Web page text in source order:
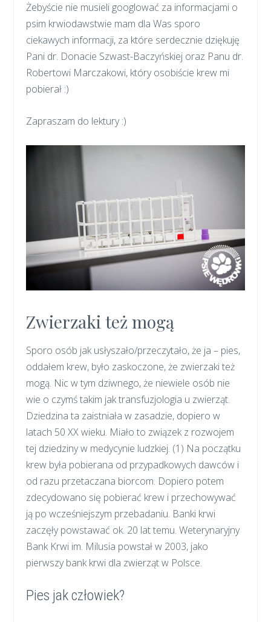
Żebyście nie musieli googlować za informacjami o
psim krwiodawstwie mam dla Was sporo
ciekawych informacji, za które serdecznie dziękuję
Pani dr. Donacie Szwast-Baczyńskiej oraz Panu dr.
Robertowi Marczakowi, który osobiście krew mi
pobierał :)
Zapraszam do lektury :)
Zwierzaki też mogą
Sporo osób jak usłyszało/przeczytało, że ja – pies,
oddałem krew, było zaskoczone, że zwierzaki też
mogą. Nic w tym dziwnego, że niewiele osób nie
wie o czymś takim jak transfuzjologia u zwierząt.
Dziedzina ta zaistniała w zasadzie, dopiero w
latach 50 XX wieku. Miało to związek z rozwojem
tej dziedziny w medycynie ludzkiej. (1) Na początku
krew była pobierana od przypadkowych dawców i
od razu przetaczana biorcom. Dopiero potem
zdecydowano się pobierać krew i przechowywać
ją po wcześniejszym przebadaniu. Banki krwi
zaczęły powstawać ok. 20 lat temu. Weterynaryjny
Bank Krwi im. Milusia powstał w 2003, jako
pierwszy bank krwi dla zwierząt w Polsce.
Pies jak człowiek?